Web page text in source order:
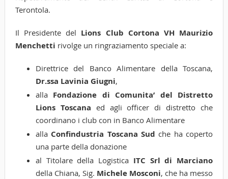
Terontola.
Il Presidente del Lions Club Cortona VH Maurizio
Menchetti rivolge un ringraziamento speciale a:
Direttrice del Banco Alimentare della Toscana,
Dr.ssa Lavinia Giugni,
alla Fondazione di Comunita’ del Distretto
Lions Toscana ed agli officer di distretto che
coordinano i club con in Banco Alimentare
alla Confindustria Toscana Sud che ha coperto
una parte della donazione
al Titolare della Logistica ITC Srl di Marciano
della Chiana, Sig. Michele Mosconi, che ha messo